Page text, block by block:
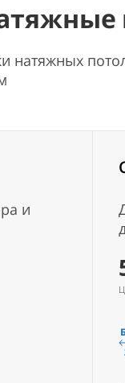
натяжных
и